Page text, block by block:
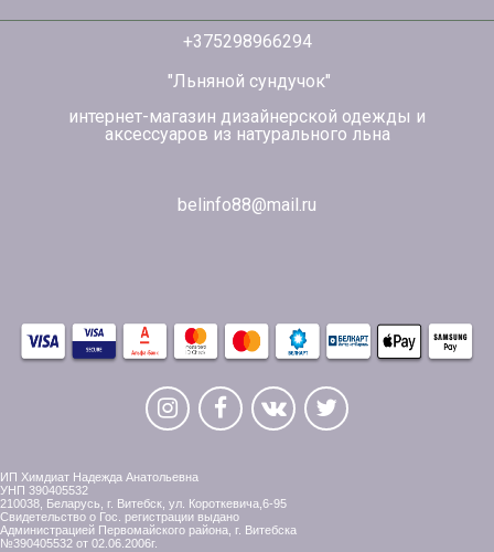
+375298966294
"Льняной сундучок"
интернет-магазин дизайнерской одежды и
аксессуаров из натурального льна
belinfo88@mail.ru
ИП Химдиат Надежда Анатольевна
УНП 390405532
210038, Беларусь, г. Витебск, ул. Короткевича,6-95
Свидетельство о Гос. регистрации выдано
Администрацией Первомайского района, г. Витебска
№390405532 от 02.06.2006г.